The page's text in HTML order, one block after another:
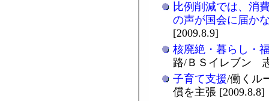
比例削減では、消
の声が国会に届か
[2009.8.9]
核廃絶・暮らし・
路/ＢＳイレブン
子育て支援/働くル
償を主張 [2009.8.8]